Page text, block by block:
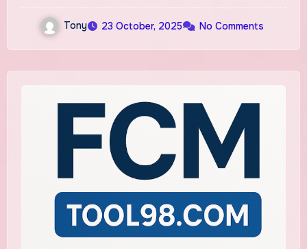
Tony 23 October, 2025 No Comments